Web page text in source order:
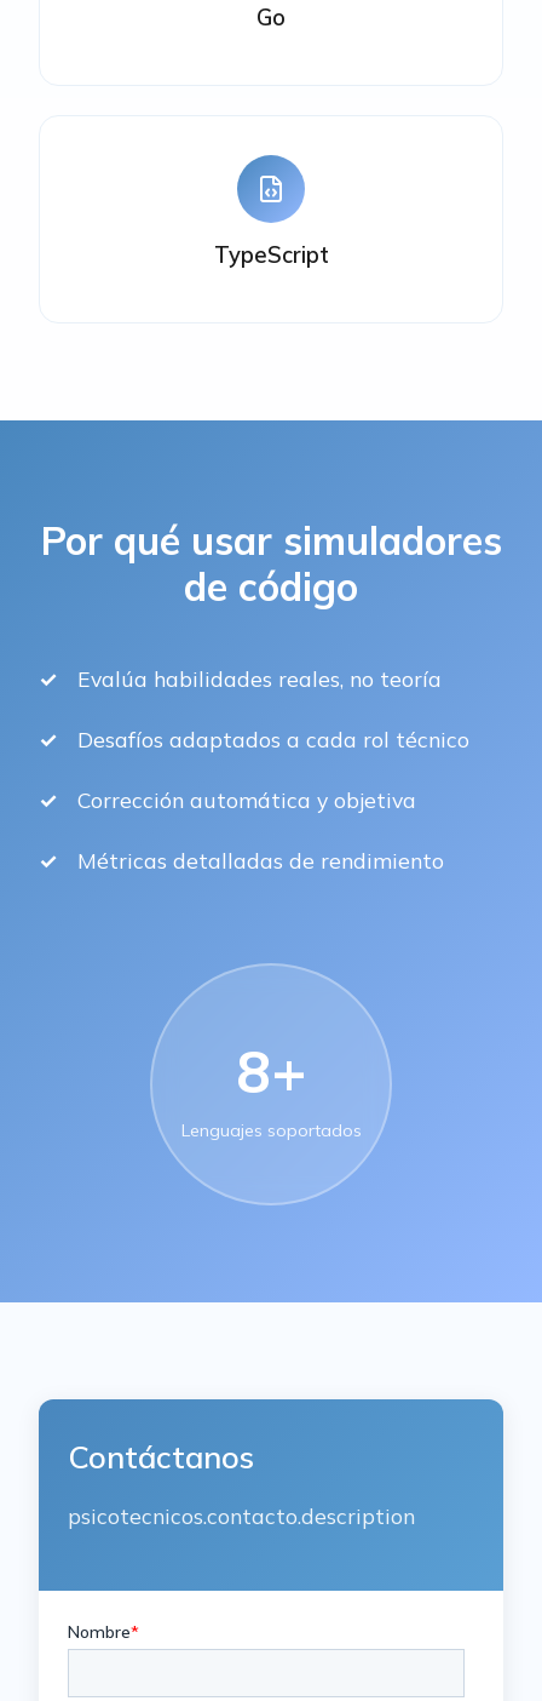
Go
TypeScript
Por qué usar simuladores
de código
Evalúa habilidades reales, no teoría
Desafíos adaptados a cada rol técnico
Corrección automática y objetiva
Métricas detalladas de rendimiento
8+
Lenguajes soportados
Contáctanos
psicotecnicos.contacto.description